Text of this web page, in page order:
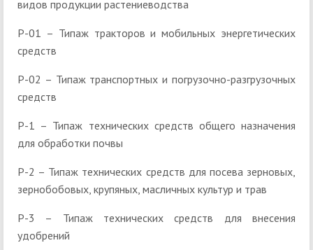
видов продукции растениеводства
Р-01 – Типаж тракторов и мобильных энергетических
средств
Р-02 – Типаж транспортных и погрузочно-разгрузочных
средств
Р-1 – Типаж технических средств общего назначения
для обработки почвы
Р-2 – Типаж технических средств для посева зерновых,
зернобобовых, крупяных, масличных культур и трав
Р-3 – Типаж технических средств для внесения
удобрений